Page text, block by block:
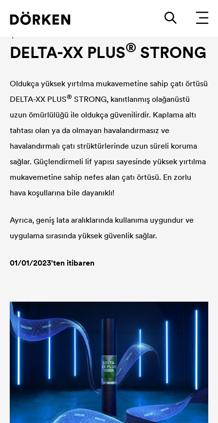
DELTA-XX PLUS® STRONG
Oldukça yüksek yırtılma mukavemetine sahip çatı örtüsü
DELTA-XX PLUS® STRONG, kanıtlanmış olağanüstü
uzun ömürlülüğü ile oldukça güvenilirdir. Kaplama altı
tahtası olan ya da olmayan havalandırmasız ve
havalandırmalı çatı strüktürlerinde uzun süreli koruma
sağlar. Güçlendirmeli lif yapısı sayesinde yüksek yırtılma
mukavemetine sahip nefes alan çatı örtüsü. En zorlu
hava koşullarına bile dayanıklı!
Ayrıca, geniş lata aralıklarında kullanıma uygundur ve
uygulama sırasında yüksek güvenlik sağlar.
01/01/2023'ten itibaren